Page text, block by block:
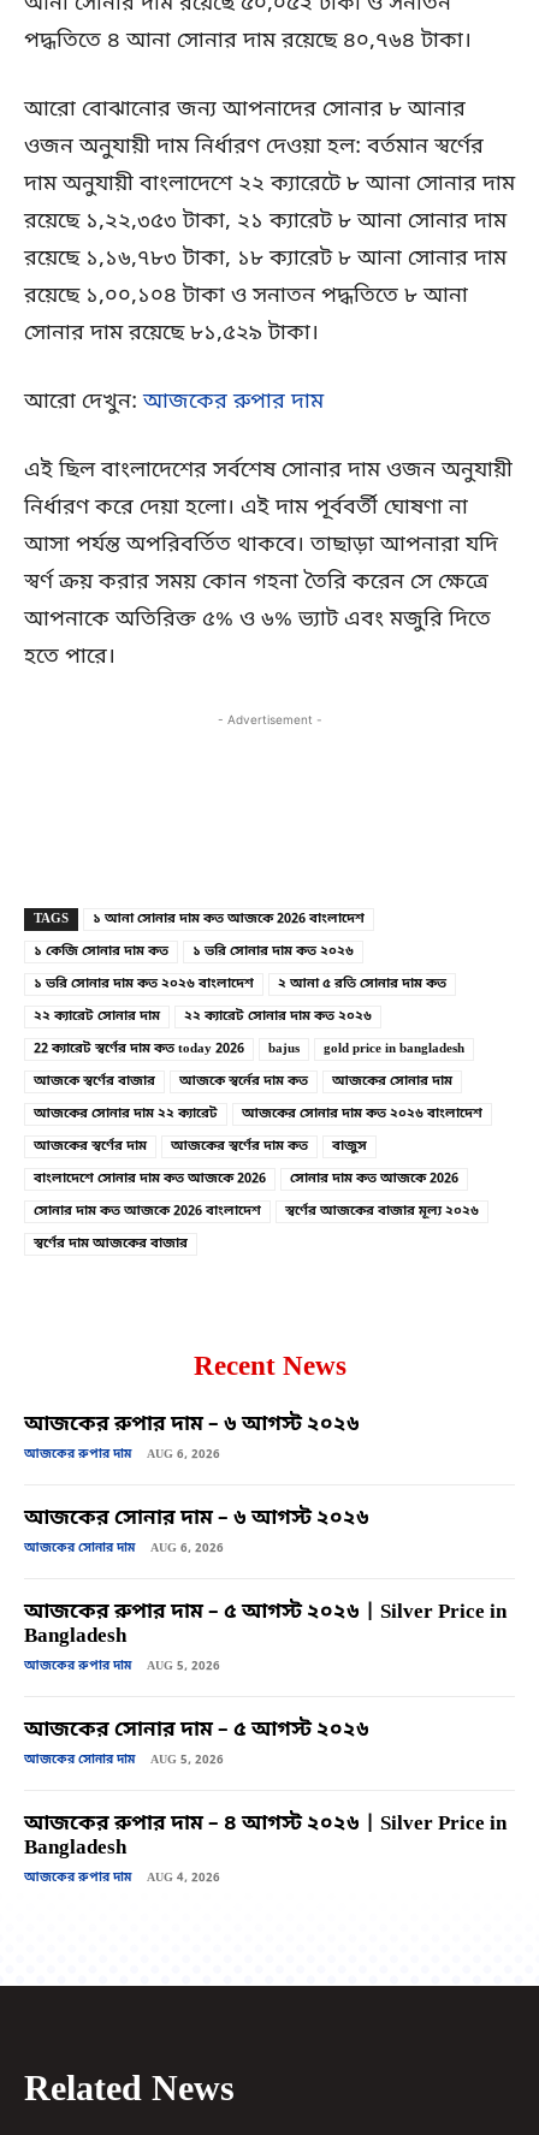
পদ্ধতিতে ৪ আনা সোনার দাম রয়েছে ৪০,৭৬৪ টাকা।
আরো বোঝানোর জন্য আপনাদের সোনার ৮ আনার
ওজন অনুযায়ী দাম নির্ধারণ দেওয়া হল: বর্তমান স্বর্ণের
দাম অনুযায়ী বাংলাদেশে ২২ ক্যারেটে ৮ আনা সোনার দাম
রয়েছে ১,২২,৩৫৩ টাকা, ২১ ক্যারেট ৮ আনা সোনার দাম
রয়েছে ১,১৬,৭৮৩ টাকা, ১৮ ক্যারেট ৮ আনা সোনার দাম
রয়েছে ১,০০,১০৪ টাকা ও সনাতন পদ্ধতিতে ৮ আনা
সোনার দাম রয়েছে ৮১,৫২৯ টাকা।
আরো দেখুন:আজকের রুপার দাম
এই ছিল বাংলাদেশের সর্বশেষ সোনার দাম ওজন অনুযায়ী
নির্ধারণ করে দেয়া হলো। এই দাম পূর্ববর্তী ঘোষণা না
আসা পর্যন্ত অপরিবর্তিত থাকবে। তাছাড়া আপনারা যদি
স্বর্ণ ক্রয় করার সময় কোন গহনা তৈরি করেন সে ক্ষেত্রে
আপনাকে অতিরিক্ত ৫% ও ৬% ভ্যাট এবং মজুরি দিতে
হতে পারে।
- Advertisement -
TAGS
১ আনা সোনার দাম কত আজকে 2026 বাংলাদেশ
১ কেজি সোনার দাম কত
১ ভরি সোনার দাম কত ২০২৬
১ ভরি সোনার দাম কত ২০২৬ বাংলাদেশ
২ আনা ৫ রতি সোনার দাম কত
২২ ক্যারেট সোনার দাম
২২ ক্যারেট সোনার দাম কত ২০২৬
22 ক্যারেট স্বর্ণের দাম কত today 2026
bajus
gold price in bangladesh
আজকে স্বর্ণের বাজার
আজকে স্বর্নের দাম কত
আজকের সোনার দাম
আজকের সোনার দাম ২২ ক্যারেট
আজকের সোনার দাম কত ২০২৬ বাংলাদেশ
আজকের স্বর্ণের দাম
আজকের স্বর্ণের দাম কত
বাজুস
বাংলাদেশে সোনার দাম কত আজকে 2026
সোনার দাম কত আজকে 2026
সোনার দাম কত আজকে 2026 বাংলাদেশ
স্বর্ণের আজকের বাজার মূল্য ২০২৬
স্বর্ণের দাম আজকের বাজার
Recent News
আজকের রুপার দাম – ৬ আগস্ট ২০২৬
আজকের রুপার দাম AUG 6, 2026
আজকের সোনার দাম – ৬ আগস্ট ২০২৬
আজকের সোনার দাম AUG 6, 2026
আজকের রুপার দাম – ৫ আগস্ট ২০২৬ | Silver Price in
Bangladesh
আজকের রুপার দাম AUG 5, 2026
আজকের সোনার দাম – ৫ আগস্ট ২০২৬
আজকের সোনার দাম AUG 5, 2026
আজকের রুপার দাম – ৪ আগস্ট ২০২৬ | Silver Price in
Bangladesh
আজকের রুপার দাম AUG 4, 2026
Related News